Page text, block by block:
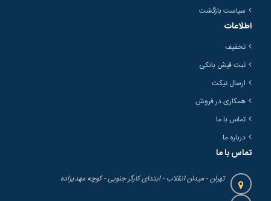
سیاست بازگشت
اطلاعات
تخفیف
ثبت فیش بانکی
ارسال تیکت
همکاری در فروش
تماس با ما
درباره ما
تماس با ما
تهران - میدان انقلاب - ابتدای کارگر جنوبی - کوچه مهدیزاده